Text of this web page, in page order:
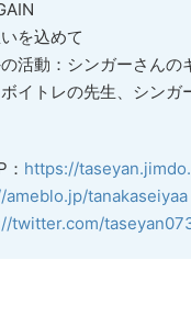
を込めて
活動：シンガーさんの
イトレの先生、シンガ
https://
ameblo.jp/tanakaseiyaa
twitter.com/